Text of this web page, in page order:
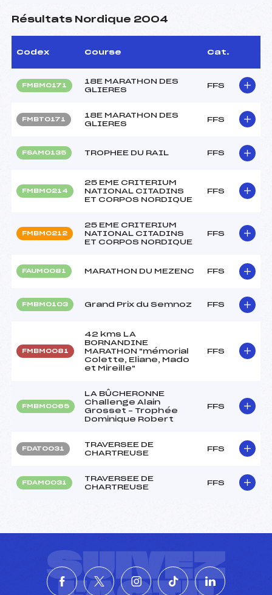
Résultats Nordique 2004
Codex Course Cat.
FMBM0171
18E MARATHON DES
GLIERES
FFS
FMBT0171
18E MARATHON DES
GLIERES
FFS
FSAM0135 TROPHEE DU RAIL FFS
FMBM0214
25 EME CRITERIUM
NATIONAL CITADINS
ET CORPOS NORDIQUE
FFS
FMBM0212
25 EME CRITERIUM
NATIONAL CITADINS
ET CORPOS NORDIQUE
FFS
FAUM0081 MARATHON DU MEZENC FFS
FMBM0103 Grand Prix du Semnoz FFS
FMBM0081
42 kms LA
BORNANDINE
MARATHON "mémorial
Colette, Eliane, Mado
et Mireille"
FFS
FMBM0065
LA BÛCHERONNE
Challenge Alain
Grosset – Trophée
Dominique Robert
FFS
FDAT0031
TRAVERSEE DE
CHARTREUSE
FFS
FDAM0031
TRAVERSEE DE
CHARTREUSE
FFS
SUIVEZ